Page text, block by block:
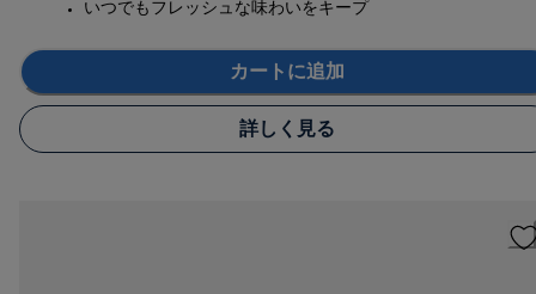
いつでもフレッシュな味わいをキープ
カートに追加
詳しく見る